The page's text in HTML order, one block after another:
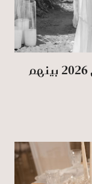
نجوم كرة قدم إحتفلوا بالحب في 2026 بينهم